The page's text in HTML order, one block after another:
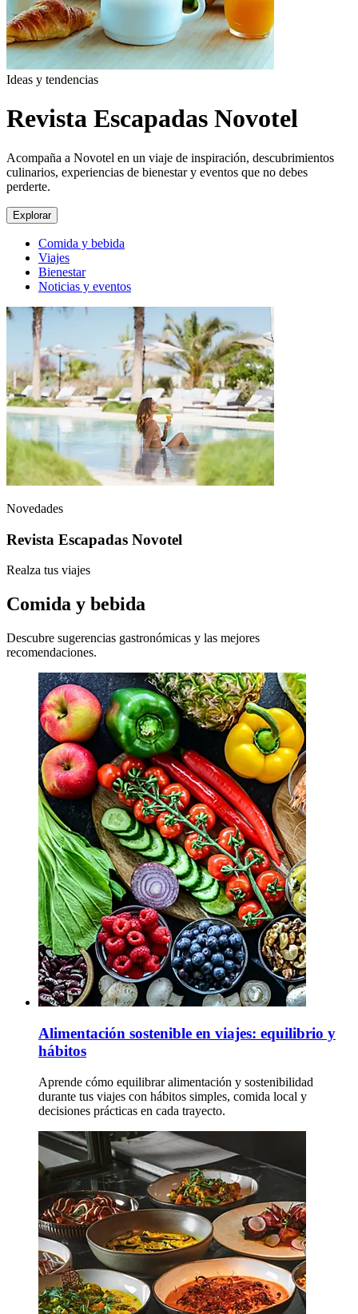
Ideas y tendencias
Revista Escapadas Novotel
Acompaña a Novotel en un viaje de inspiración, descubrimientos
culinarios, experiencias de bienestar y eventos que no debes
perderte.
Explorar
Comida y bebida
Viajes
Bienestar
Noticias y eventos
Novedades
Revista Escapadas Novotel
Realza tus viajes
Comida y bebida
Descubre sugerencias gastronómicas y las mejores
recomendaciones.
Alimentación sostenible en viajes: equilibrio y
hábitos
Aprende cómo equilibrar alimentación y sostenibilidad
durante tus viajes con hábitos simples, comida local y
decisiones prácticas en cada trayecto.